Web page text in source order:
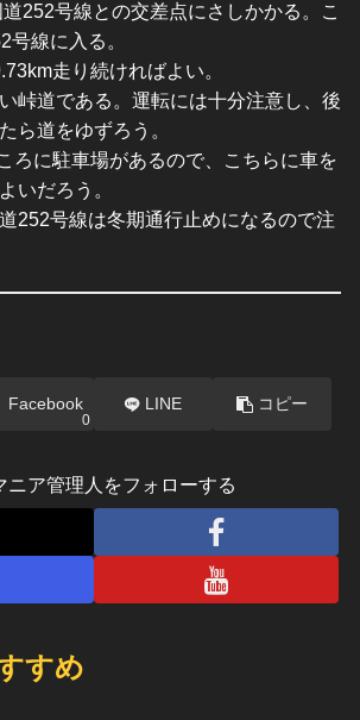
252号線との交差点にさしかかる。こ
号線に入る。
走り続ければよい。
峠道である。運転には十分注意し、後
ら道をゆずろう。
ろに駐車場があるので、こちらに車を
いだろう。
252号線は冬期通行止めになるので注
Facebook
0
LINE コピー
ニア管理人をフォローする
すめ